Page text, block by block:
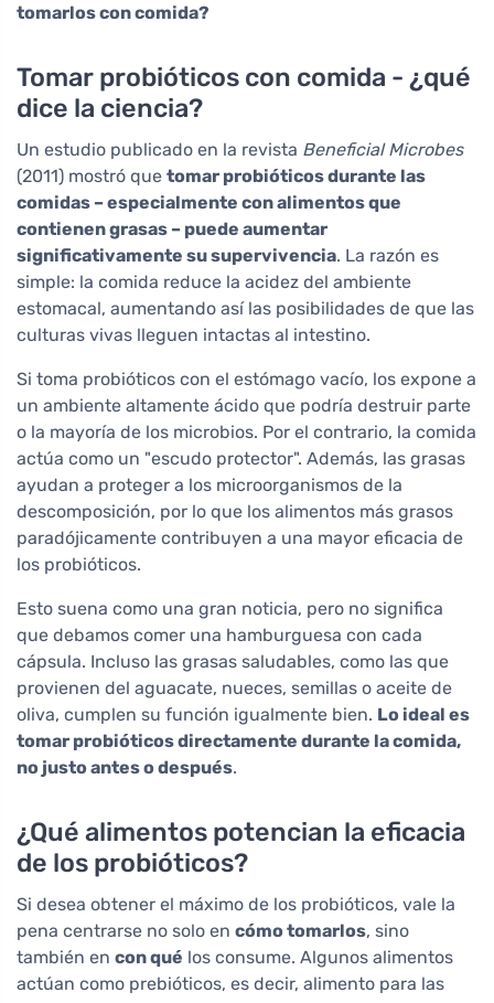
tomarlos con comida?
Tomar probióticos con comida - ¿qué
dice la ciencia?
Un estudio publicado en la revista Beneficial Microbes
(2011) mostró que tomar probióticos durante las
comidas – especialmente con alimentos que
contienen grasas – puede aumentar
significativamente su supervivencia. La razón es
simple: la comida reduce la acidez del ambiente
estomacal, aumentando así las posibilidades de que las
culturas vivas lleguen intactas al intestino.
Si toma probióticos con el estómago vacío, los expone a
un ambiente altamente ácido que podría destruir parte
o la mayoría de los microbios. Por el contrario, la comida
actúa como un "escudo protector". Además, las grasas
ayudan a proteger a los microorganismos de la
descomposición, por lo que los alimentos más grasos
paradójicamente contribuyen a una mayor eficacia de
los probióticos.
Esto suena como una gran noticia, pero no significa
que debamos comer una hamburguesa con cada
cápsula. Incluso las grasas saludables, como las que
provienen del aguacate, nueces, semillas o aceite de
oliva, cumplen su función igualmente bien. Lo ideal es
tomar probióticos directamente durante la comida,
no justo antes o después.
¿Qué alimentos potencian la eficacia
de los probióticos?
Si desea obtener el máximo de los probióticos, vale la
pena centrarse no solo en cómo tomarlos, sino
también en con qué los consume. Algunos alimentos
actúan como prebióticos, es decir, alimento para las